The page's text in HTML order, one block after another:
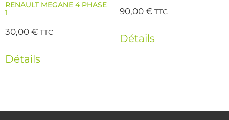
RENAULT MEGANE 4 PHASE
1
30,00€ TTC
Détails
90,00€ TTC
Détails